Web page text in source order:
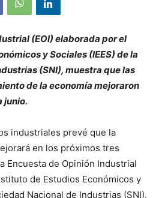
(EOI) elaborada por el
y Sociales (IEES) de la
(SNI), muestra que las
de la economía mejoraron
junio.
industriales prevé que la
en los próximos tres
Encuesta de Opinión Industrial
de Estudios Económicos y
Nacional de Industrias (SNI).